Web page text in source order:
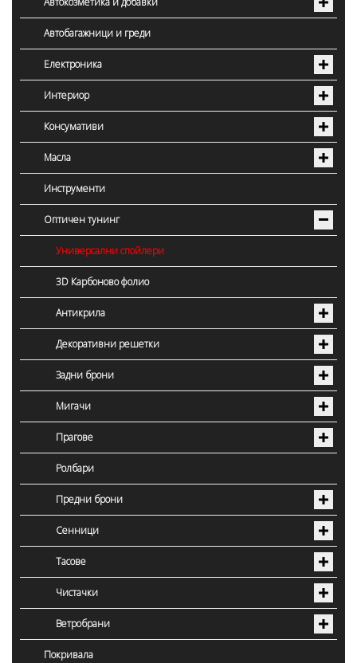
Автобагажници и греди
Електроника
Интериор
Консумативи
Масла
Инструменти
Оптичен тунинг
Универсални спойлери
3D Карбоново фолио
Антикрила
Декоративни решетки
Задни брони
Мигачи
Прагове
Ролбари
Предни брони
Сенници
Тасове
Чистачки
Ветробрани
Покривала